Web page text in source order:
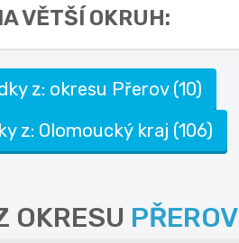
VĚTŠÍ OKRUH:
z: okresu Přerov (10)
z: Olomoucký kraj (106)
OKRESU PŘEROV